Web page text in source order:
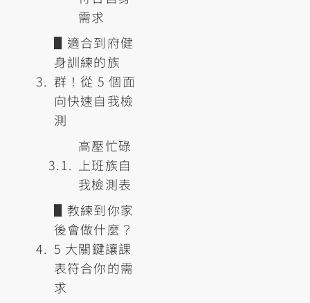
需求
▋適合到府健
身訓練的族
群！從 5 個面
向快速自我檢
測
高壓忙碌
上班族自
我檢測表
▋教練到你家
後會做什麼？
5 大關鍵讓課
表符合你的需
求